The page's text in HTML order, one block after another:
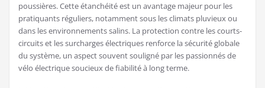
poussières. Cette étanchéité est un avantage majeur pour les
pratiquants réguliers, notamment sous les climats pluvieux ou
dans les environnements salins. La protection contre les courts-
circuits et les surcharges électriques renforce la sécurité globale
du système, un aspect souvent souligné par les passionnés de
vélo électrique soucieux de fiabilité à long terme.